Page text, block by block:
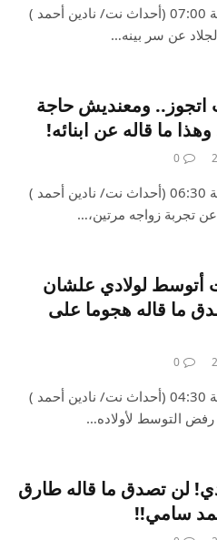
الجمعة ، 12 ابريل 2024 الساعة 07:00 (أحداث نت/ نادين أحمد )
عن سر بينه…
ومعنديش حاجة
ما قاله عن ابنائه!
0
الجمعة ، 05 ابريل 2024 الساعة 06:30 (أحداث نت/ نادين أحمد )
تجربة زواجه مرتين،…
لولادي علشان
ما قاله هجوما على
0
الجمعة ، 05 ابريل 2024 الساعة 04:30 (أحداث نت/ نادين أحمد )
رفض التوسط لأولاده…
لن تصدق ما قاله طارق
سامي!!